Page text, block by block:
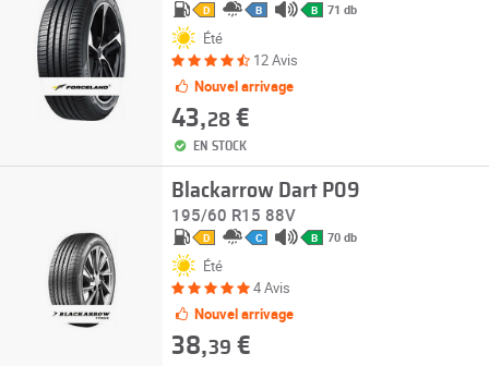
D B B 71 db
Été
12 Avis
Nouvel arrivage
43,28€
EN STOCK
Blackarrow Dart P09
195/60 R15 88V
D C B 70 db
Été
4 Avis
Nouvel arrivage
38,39 €